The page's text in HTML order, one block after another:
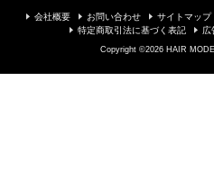
会社概要 お問い合わせ サイトマップ
特定商取引法に基づく表記
広
Copyright ©2026 HAIR